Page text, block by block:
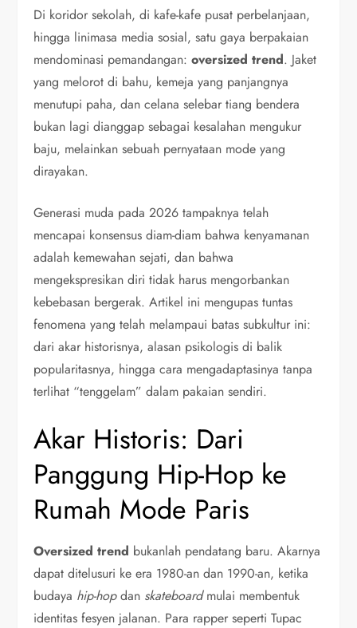
Di koridor sekolah, di kafe-kafe pusat perbelanjaan,
hingga linimasa media sosial, satu gaya berpakaian
mendominasi pemandangan:oversized trend. Jaket
yang melorot di bahu, kemeja yang panjangnya
menutupi paha, dan celana selebar tiang bendera
bukan lagi dianggap sebagai kesalahan mengukur
baju, melainkan sebuah pernyataan mode yang
dirayakan.
Generasi muda pada 2026 tampaknya telah
mencapai konsensus diam-diam bahwa kenyamanan
adalah kemewahan sejati, dan bahwa
mengekspresikan diri tidak harus mengorbankan
kebebasan bergerak. Artikel ini mengupas tuntas
fenomena yang telah melampaui batas subkultur ini:
dari akar historisnya, alasan psikologis di balik
popularitasnya, hingga cara mengadaptasinya tanpa
terlihat “tenggelam” dalam pakaian sendiri.
Akar Historis: Dari
Panggung Hip-Hop ke
Rumah Mode Paris
Oversized trend bukanlah pendatang baru. Akarnya
dapat ditelusuri ke era 1980-an dan 1990-an, ketika
budaya hip-hopdan skateboardmulai membentuk
identitas fesyen jalanan. Para rapper seperti Tupac